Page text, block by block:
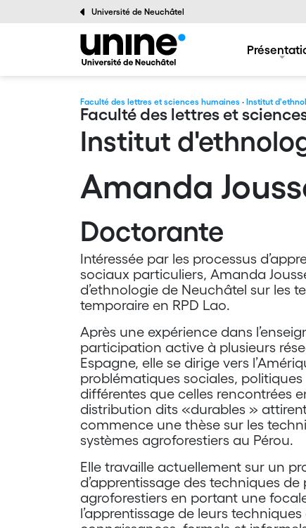
Université de Neuchâtel
Faculté des lettres et sciences humaines · Institut
Faculté des lettres et
Institut
Amanda
Doctorante
Intéressée par les processus
sociaux particuliers, Amanda
d’ethnologie de Neuchâtel sur les
temporaire en RPD Lao.
Après une expérience dans
participation active à plusieurs
Espagne, elle se dirige vers
problématiques sociales,
différentes que celles rencontrées
distribution dits «durables »
commence une thèse sur les
systèmes agroforestiers au Pérou.
Elle travaille actuellement sur un
d’apprentissage des techniques
agroforestiers en portant une
l’apprentissage de leurs